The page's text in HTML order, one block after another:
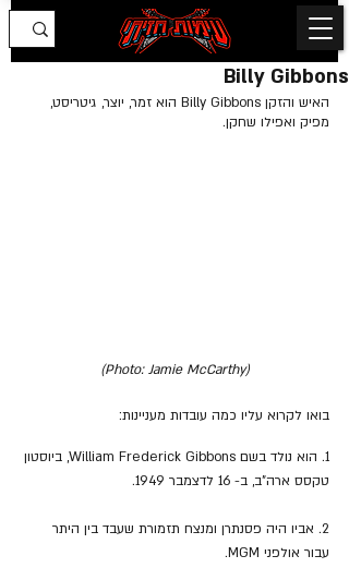
Billy Gibbons
האיש והזקן Billy Gibbons הוא זמר, יוצר, גיטריסט,
מפיק ואפילו שחקן.
(Photo: Jamie McCarthy)
בואו לקרוא עליו כמה עובדות מעניינות:
1. הוא נולד בשם William Frederick Gibbons, ביוסטון
טקסס ארה"ב, ב- 16 לדצמבר 1949.
2. אביו היה פסנתרן ומנצח תזמורת שעבד בין היתר
עבור אולפני MGM.